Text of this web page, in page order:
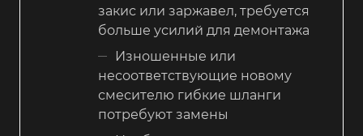
закис или заржавел, требуется
больше усилий для демонтажа
Изношенные или
несоответствующие новому
смесителю гибкие шланги
потребуют замены